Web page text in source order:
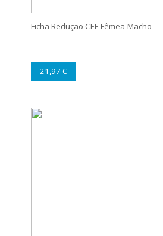
Ficha Redução CEE Fêmea-Macho
21,97 €